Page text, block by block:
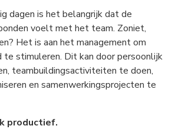
dagen is het belangrijk dat de
voelt met het team. Zoniet,
Het is aan het management om
te stimuleren. Dit kan door persoonlijk
teambuildingsactiviteiten te doen,
en samenwerkingsprojecten te
productief.